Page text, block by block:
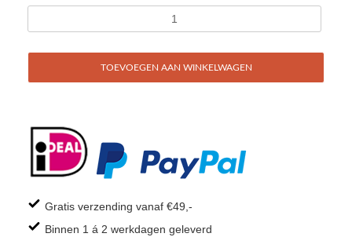
TOEVOEGEN AAN WINKELWAGEN
Gratis verzending vanaf €49,-
Binnen 1 á 2 werkdagen geleverd